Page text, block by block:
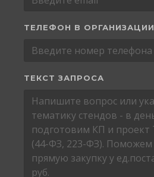
ТЕЛЕФОН В ОРГАНИЗАЦИИ
ТЕКСТ ЗАПРОСА